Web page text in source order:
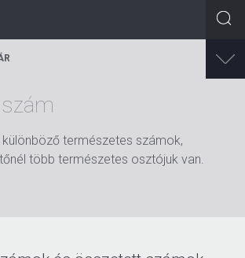
természetes számok,
több természetes osztójuk van.